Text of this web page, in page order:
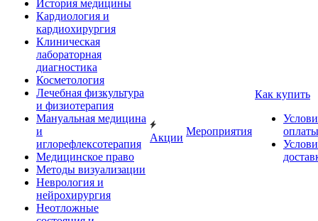
История медицины
Кардиология и
кардиохирургия
Клиническая
лабораторная
диагностика
Косметология
Лечебная физкультура
и физиотерапия
Мануальная медицина
и
иглорефлексотерапия
Медицинское право
Методы визуализации
Неврология и
нейрохирургия
Неотложные
Акции
Мероприятия
Как купить
оплаты